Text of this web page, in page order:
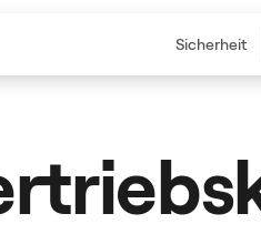
Sicherheit